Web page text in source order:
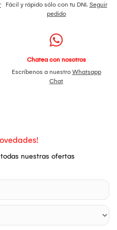
Fácil y rápido sólo con tu DNI. Seguir
pedido
Chatea con nosotros
Escríbenos a nuestro Whatsapp
Chat
nuestras ofertas